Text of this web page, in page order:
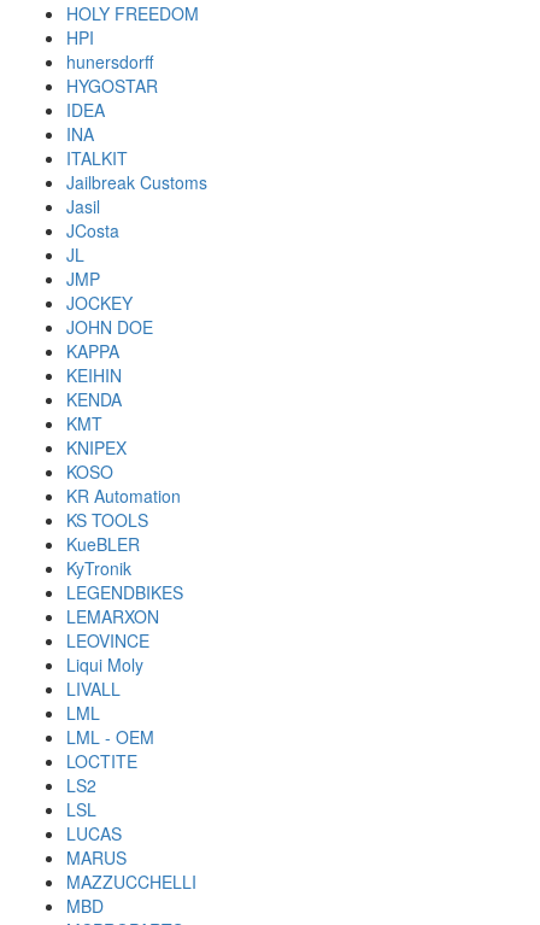
HOLY FREEDOM
HPI
hunersdorff
HYGOSTAR
IDEA
INA
ITALKIT
Jailbreak Customs
Jasil
JCosta
JL
JMP
JOCKEY
JOHN DOE
KAPPA
KEIHIN
KENDA
KMT
KNIPEX
KOSO
KR Automation
KS TOOLS
KueBLER
KyTronik
LEGENDBIKES
LEMARXON
LEOVINCE
Liqui Moly
LIVALL
LML
LML - OEM
LOCTITE
LS2
LSL
LUCAS
MARUS
MAZZUCCHELLI
MBD